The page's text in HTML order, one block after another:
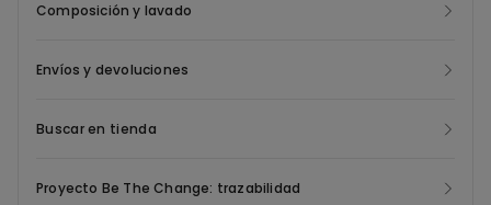
Composición y lavado
Envíos y devoluciones
Buscar en tienda
Proyecto Be The Change: trazabilidad